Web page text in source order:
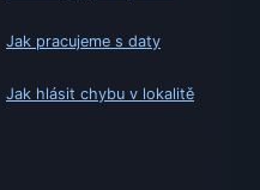
Jak pracujeme s daty
Jak hlásit chybu v lokalitě